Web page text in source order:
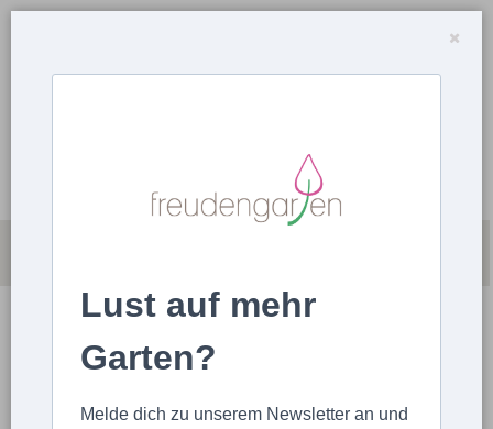
Lust auf mehr
Garten?
Melde dich zu unserem Newsletter an und